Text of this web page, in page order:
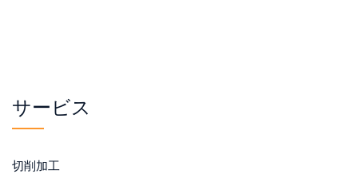
サービス
切削加工